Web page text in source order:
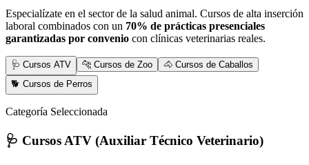
Especialízate en el sector de la salud animal. Cursos de alta inserción
laboral combinados con un 70% de prácticas presenciales
garantizadas por convenio con clínicas veterinarias reales.
🩺 Cursos ATV 🐆 Cursos de Zoo
🐴 Cursos de Caballos
🐕 Cursos de Perros
Categoría Seleccionada
🩺 Cursos ATV (Auxiliar Técnico Veterinario)